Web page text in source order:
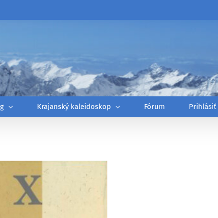
Krajanský kaleidoskop Fórum Prihlásiť